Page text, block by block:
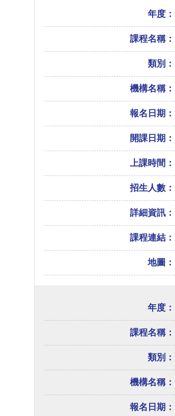
年度：
課程名稱：
類別：
機構名稱：
報名日期：
開課日期：
上課時間：
招生人數：
詳細資訊：
課程連結：
地圖：
年度：
課程名稱：
類別：
機構名稱：
報名日期：